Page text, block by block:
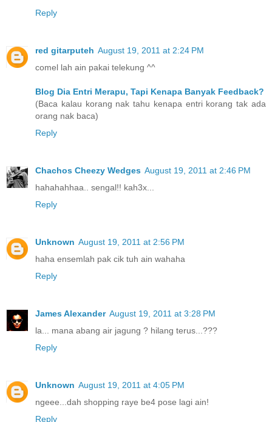
Reply
red gitarputeh August 19, 2011 at 2:24 PM
comel lah ain pakai telekung ^^
Blog Dia Entri Merapu, Tapi Kenapa Banyak Feedback?
(Baca kalau korang nak tahu kenapa entri korang tak ada
orang nak baca)
Reply
Chachos Cheezy Wedges August 19, 2011 at 2:46 PM
hahahahhaa.. sengal!! kah3x...
Reply
Unknown August 19, 2011 at 2:56 PM
haha ensemlah pak cik tuh ain wahaha
Reply
James Alexander August 19, 2011 at 3:28 PM
la... mana abang air jagung ? hilang terus...???
Reply
Unknown August 19, 2011 at 4:05 PM
ngeee...dah shopping raye be4 pose lagi ain!
Reply